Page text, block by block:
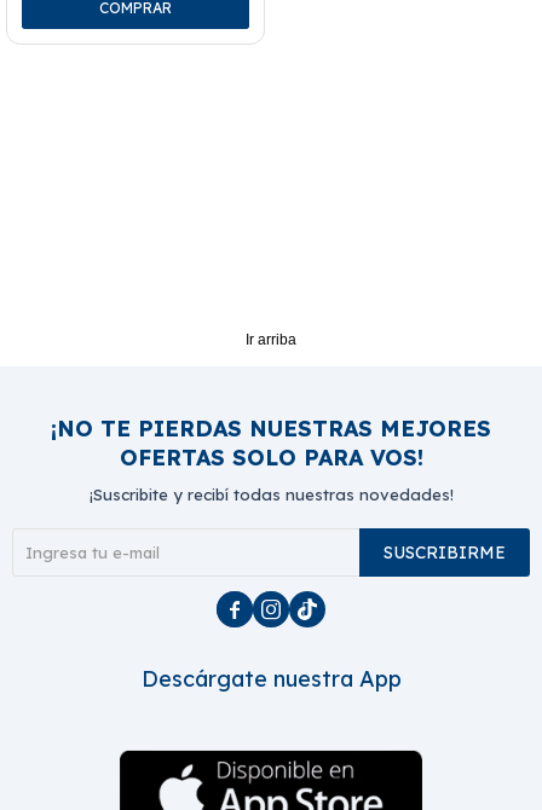
Ir arriba
¡NO TE PIERDAS NUESTRAS MEJORES
OFERTAS SOLO PARA VOS!
¡Suscribite y recibí todas nuestras novedades!
SUSCRIBIRME
  
Descárgate nuestra App